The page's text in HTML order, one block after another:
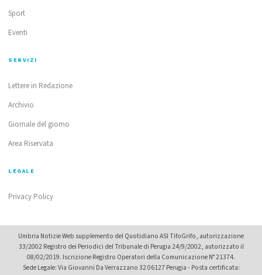
Sport
Eventi
SERVIZI
Lettere in Redazione
Archivio
Giornale del giorno
Area Riservata
LEGALE
Privacy Policy
Umbria Notizie Web supplemento del Quotidiano ASI TifoGrifo, autorizzazione
33/2002 Registro dei Periodici del Tribunale di Perugia 24/9/2002, autorizzato il
08/02/2019. Iscrizione Registro Operatori della Comunicazione N° 21374.
Sede Legale: Via Giovanni Da Verrazzano 32 06127 Perugia - Posta certificata: